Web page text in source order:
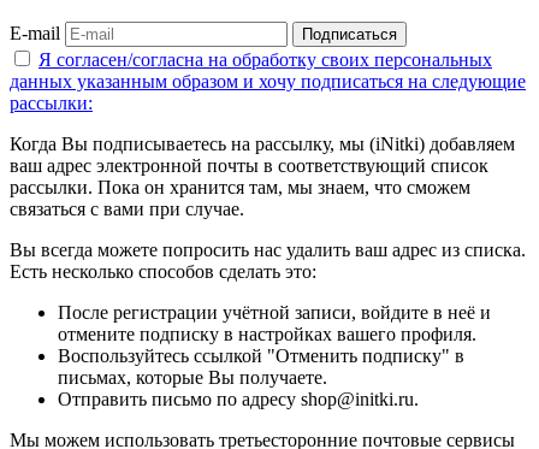
E-mail Подписаться
Я согласен/согласна на обработку своих персональных
данных указанным образом и хочу подписаться на следующие
рассылки:
Когда Вы подписываетесь на рассылку, мы (iNitki) добавляем
ваш адрес электронной почты в соответствующий список
рассылки. Пока он хранится там, мы знаем, что сможем
связаться с вами при случае.
Вы всегда можете попросить нас удалить ваш адрес из списка.
Есть несколько способов сделать это:
После регистрации учётной записи, войдите в неё и
отмените подписку в настройках вашего профиля.
Воспользуйтесь ссылкой "Отменить подписку" в
письмах, которые Вы получаете.
Отправить письмо по адресу shop@initki.ru.
Мы можем использовать третьесторонние почтовые сервисы